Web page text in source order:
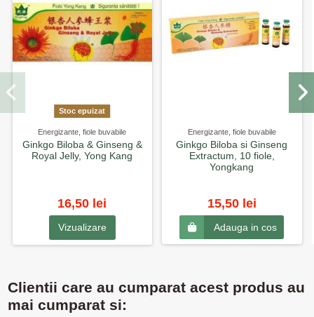
Stoc epuizat
Energizante, fiole buvabile
Ginkgo Biloba & Ginseng &
Royal Jelly, Yong Kang
16,50 lei
Vizualizare
Energizante, fiole buvabile
Ginkgo Biloba si Ginseng
Extractum, 10 fiole,
Yongkang
15,50 lei
Adauga in cos
Clientii care au cumparat acest produs au
mai cumparat si: